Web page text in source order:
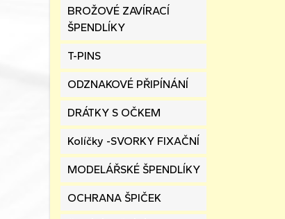
BROŽOVÉ ZAVÍRACÍ
ŠPENDLÍKY
T-PINS
ODZNAKOVÉ PŘIPÍNÁNÍ
DRÁTKY S OČKEM
Kolíčky -SVORKY FIXAČNÍ
MODELÁŘSKÉ ŠPENDLÍKY
OCHRANA ŠPIČEK